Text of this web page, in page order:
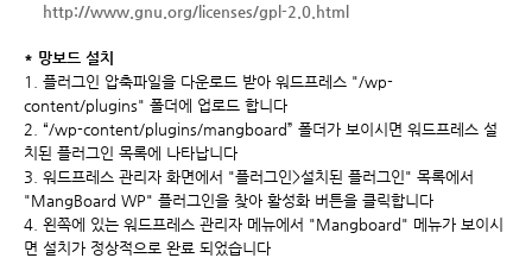
http://www.gnu.org/licenses/gpl-2.0.html
* 망보드 설치
1. 플러그인 압축파일을 다운로드 받아 워드프레스 "/wp-
content/plugins" 폴더에 업로드 합니다
2. “/wp-content/plugins/mangboard” 폴더가 보이시면 워드프레스 설
치된 플러그인 목록에 나타납니다
3. 워드프레스 관리자 화면에서 "플러그인>설치된 플러그인" 목록에서
"MangBoard WP" 플러그인을 찾아 활성화 버튼을 클릭합니다
4. 왼쪽에 있는 워드프레스 관리자 메뉴에서 "Mangboard" 메뉴가 보이시
면 설치가 정상적으로 완료 되었습니다